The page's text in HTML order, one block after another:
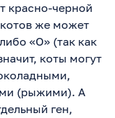
красно-черной
же может
«О» (так как
коты могут
(рыжими). А
ген,